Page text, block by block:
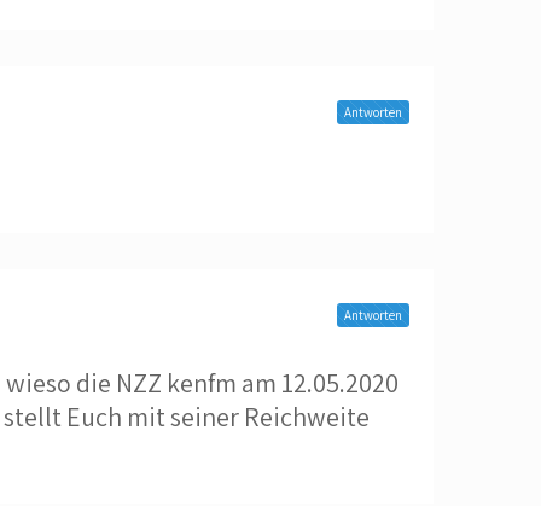
Antworten
die NZZ kenfm am 12.05.2020
Euch mit seiner Reichweite
Antworten